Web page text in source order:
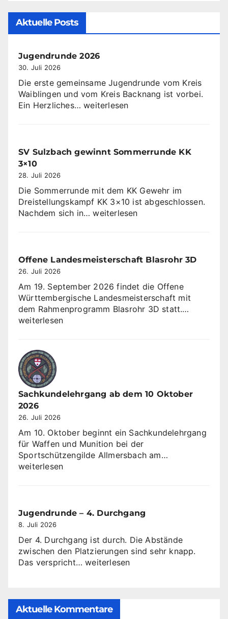
Aktuelle Posts
Jugendrunde 2026
30. Juli 2026
Die erste gemeinsame Jugendrunde vom Kreis
Waiblingen und vom Kreis Backnang ist vorbei.
Ein Herzliches…Jugendrunde
weiterlesen
SV Sulzbach gewinnt Sommerrunde KK
3×10
28. Juli 2026
Die Sommerrunde mit dem KK Gewehr im
Dreistellungskampf KK 3×10 ist abgeschlossen.
Nachdem sich in…SV
KK
weiterlesen
Offene Landesmeisterschaft Blasrohr 3D
26. Juli 2026
Am 19. September 2026 findet die Offene
Württembergische Landesmeisterschaft mit
dem Rahmenprogramm Blasrohr 3D statt.…
weiterlesen
Sachkundelehrgang ab dem 10 Oktober
2026
26. Juli 2026
Am 10. Oktober beginnt ein Sachkundelehrgang
für Waffen und Munition bei der
Sportschützengilde Allmersbach am…
weiterlesen
Jugendrunde – 4. Durchgang
8. Juli 2026
Der 4. Durchgang ist durch. Die Abstände
zwischen den Platzierungen sind sehr knapp.
Das verspricht…Jugendrunde
weiterlesen
Aktuelle Kommentare